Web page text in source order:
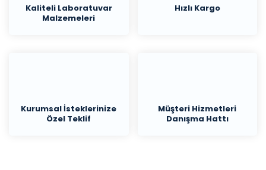
Kaliteli Laboratuvar
Malzemeleri
Hızlı Kargo
Kurumsal İsteklerinize
Özel Teklif
Müşteri Hizmetleri
Danışma Hattı